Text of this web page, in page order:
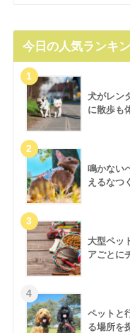
今日の人気ランキ
犬がレン
に散歩も
鳴かない
えるなつ
大型ペッ
アごとに
ペットと
る場所を